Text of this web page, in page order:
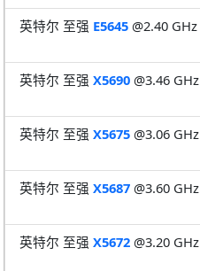
英特尔 至强 E5645 @2.40 GHz
英特尔 至强X5690 @3.46 GHz
英特尔 至强X5675 @3.06 GHz
英特尔 至强X5687 @3.60 GHz
英特尔 至强X5672 @3.20 GHz